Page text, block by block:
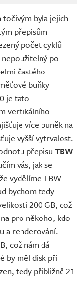
točivým byla jejich
přepisům
počet cyklů
nepoužitelný po
častého
buňky
je tato
vertikálního
více buněk na
vyšší vytrvalost.
přepisu TBW
vás, jak se
vydělíme TBW
bychom tedy
200 GB, což
pro někoho, kdo
a renderování.
což nám dá
by měl disk při
tedy přibližně 21